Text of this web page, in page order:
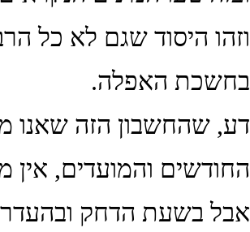
וזהו היסוד שגם לא כל
בחשכת האפלה.
דע, שהחשבון הזה שאנו
החודשים והמועדים,
אבל בשעת הדחק